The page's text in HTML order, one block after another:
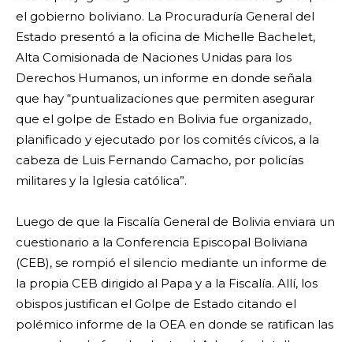
el gobierno boliviano. La Procuraduría General del
Estado presentó a la oficina de Michelle Bachelet,
Alta Comisionada de Naciones Unidas para los
Derechos Humanos, un informe en donde señala
que hay “puntualizaciones que permiten asegurar
que el golpe de Estado en Bolivia fue organizado,
planificado y ejecutado por los comités cívicos, a la
cabeza de Luis Fernando Camacho, por policías
militares y la Iglesia católica”.
Luego de que la Fiscalía General de Bolivia enviara un
cuestionario a la Conferencia Episcopal Boliviana
(CEB), se rompió el silencio mediante un informe de
la propia CEB dirigido al Papa y a la Fiscalía. Allí, los
obispos justifican el Golpe de Estado citando el
polémico informe de la OEA en donde se ratifican las